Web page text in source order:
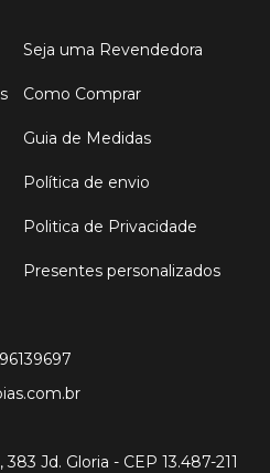
Seja uma Revendedora
Como Comprar
Guia de Medidas
Política de envio
Politica de Privacidade
Presentes personalizados
Jd. Gloria - CEP 13.487-211